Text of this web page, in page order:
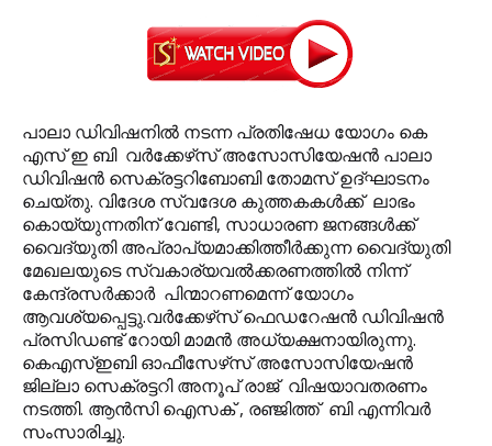
പാലാ ഡിവിഷനില്‍ നടന്ന പ്രതിഷേധ യോഗം കെ
എസ് ഇ ബി വര്‍ക്കേഴ്‌സ് അസോസിയേഷന്‍ പാലാ
ഡിവിഷന്‍ സെക്രട്ടറിബോബി തോമസ് ഉദ്ഘാടനം
ചെയ്തു. വിദേശ സ്വദേശ കുത്തകകള്‍ക്ക് ലാഭം
കൊയ്യുന്നതിന് വേണ്ടി, സാധാരണ ജനങ്ങള്‍ക്ക്
വൈദ്യുതി അപ്രാപ്യമാക്കിത്തീര്‍ക്കുന്ന വൈദ്യുതി
മേഖലയുടെ സ്വകാര്യവല്‍ക്കരണത്തില്‍ നിന്ന്
കേന്ദ്രസര്‍ക്കാര്‍ പിന്മാറണമെന്ന് യോഗം
ആവശ്യപ്പെട്ടു.വര്‍ക്കേഴ്‌സ് ഫെഡറേഷന്‍ ഡിവിഷന്‍
പ്രസിഡണ്ട് റോയി മാമന്‍ അധ്യക്ഷനായിരുന്നു.
കെഎസ്ഇബി ഓഫീസേഴ്‌സ് അസോസിയേഷന്‍
ജില്ലാ സെക്രട്ടറി അനൂപ് രാജ് വിഷയാവതരണം
നടത്തി. ആന്‍സി ഐസക് , രഞ്ജിത്ത് ബി എന്നിവര്‍
സംസാരിച്ചു.